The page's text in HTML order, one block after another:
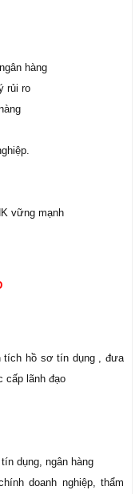
hàng
rủi ro
vững mạnh
tích hồ sơ tín dụng , đưa
cấp lãnh đạo
dụng, ngân hàng
doanh nghiệp, thẩm